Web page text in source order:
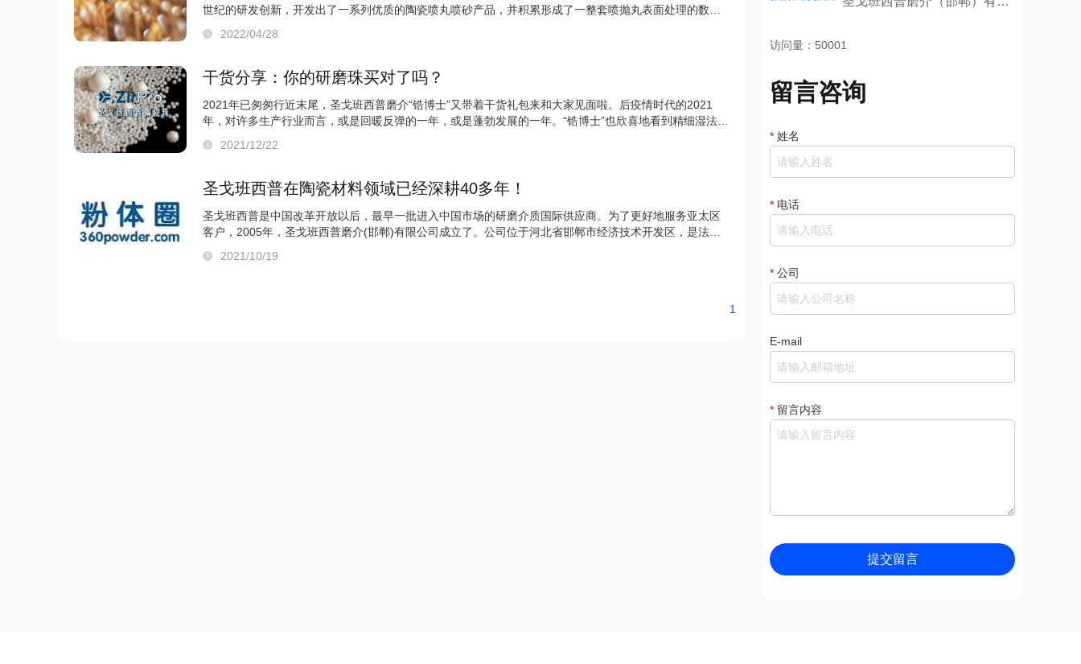
世纪的研发创新，开发出了一系列优质的陶瓷喷丸喷砂产品，并积累形成了一整套喷抛丸表面处理的数据
航空航天、家庭日用品、船...
2022/04/28
干货分享：你的研磨珠买对了吗？
2021年已匆匆行近末尾，圣戈班西普磨介“锆博士”又带着干货礼包来和大家见面啦。后疫情时代的2021
年，对许多生产行业而言，或是回暖反弹的一年，或是蓬勃发展的一年。“锆博士”也欣喜地看到精细湿法研
买对量了吗？用对路了吗？...
2021/12/22
圣戈班西普在陶瓷材料领域已经深耕40多年！
圣戈班西普是中国改革开放以后，最早一批进入中国市场的研磨介质国际供应商。为了更好地服务亚太区
客户，2005年，圣戈班西普磨介(邯郸)有限公司成立了。公司位于河北省邯郸市经济技术开发区，是法国
物。其中氧化锆粉广泛应...
2021/10/19
1
访问量：50001
留言咨询
* 姓名
* 电话
* 公司
E-mail
* 留言内容
提交留言